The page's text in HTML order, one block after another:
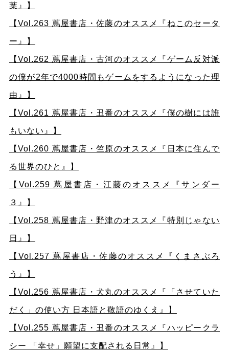
葉』】
【Vol.263 蔦屋書店・佐藤のオススメ『ねこのセータ
ー』】
【Vol.262 蔦屋書店・古河のオススメ『ゲーム反対派
の僕が2年で4000時間もゲームをするようになった理
由』】
【Vol.261 蔦屋書店・丑番のオススメ『僕の樹には誰
もいない』】
【Vol.260 蔦屋書店・竺原のオススメ『日本に住んで
る世界のひと』】
【Vol.259 蔦屋書店・江藤のオススメ『サンダー
３』】
【Vol.258 蔦屋書店・野津のオススメ『特別じゃない
日』】
【Vol.257 蔦屋書店・佐藤のオススメ『くまさぶろ
う』】
【Vol.256 蔦屋書店・犬丸のオススメ『「させていた
だく」の使い方 日本語と敬語のゆくえ』】
【Vol.255 蔦屋書店・丑番のオススメ『ハッピークラ
シー 「幸せ」願望に支配される日常』】